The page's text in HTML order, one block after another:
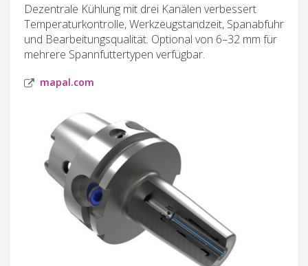
Dezentrale Kühlung mit drei Kanälen verbessert
Temperaturkontrolle, Werkzeugstandzeit, Spanabfuhr
und Bearbeitungsqualität. Optional von 6–32 mm für
mehrere Spannfuttertypen verfügbar.
mapal.com